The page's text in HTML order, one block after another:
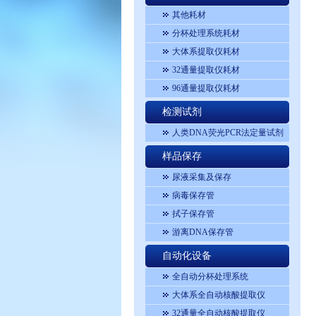
其他耗材
分杯处理系统耗材
大体系提取仪耗材
32通量提取仪耗材
96通量提取仪耗材
检测试剂
人类DNA荧光PCR法定量试剂
盒
样品保存
尿液采集及保存
病毒保存管
拭子保存管
游离DNA保存管
自动化设备
全自动分杯处理系统
大体系全自动核酸提取仪
32通量全自动核酸提取仪